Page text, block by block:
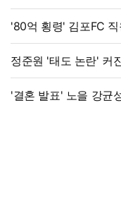
'80억 횡령' 김포FC
정준원 '태도 논란' 커
그래서는 안 돼"
'결혼 발표' 노을 강균